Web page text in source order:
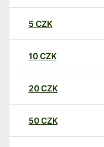
5 CZK
10CZK
20CZK
50CZK